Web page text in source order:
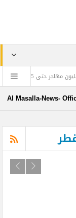
عزاء واجب .. في
إلى روسيا
Al Masalla-News-